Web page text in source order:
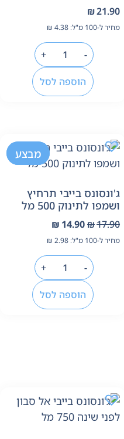
₪21.90
מחיר ל-100 מ"ל: ₪4.38
-
הוספה לסל
-17%
מבצע
ג'ונסונס בייבי תרחיץ
ושמפו לתינוק 500 מל
₪17.90
₪14.90
מחיר ל-100 מ"ל: ₪2.98
-
הוספה לסל